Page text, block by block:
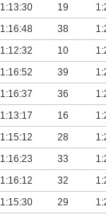
1:13:30 19
1:16:48 38
1:12:32 10
1:16:52 39
1:16:37 36
1:13:17 16
1:15:12 28
1:16:23 33
1:16:12 32
1:15:30 29